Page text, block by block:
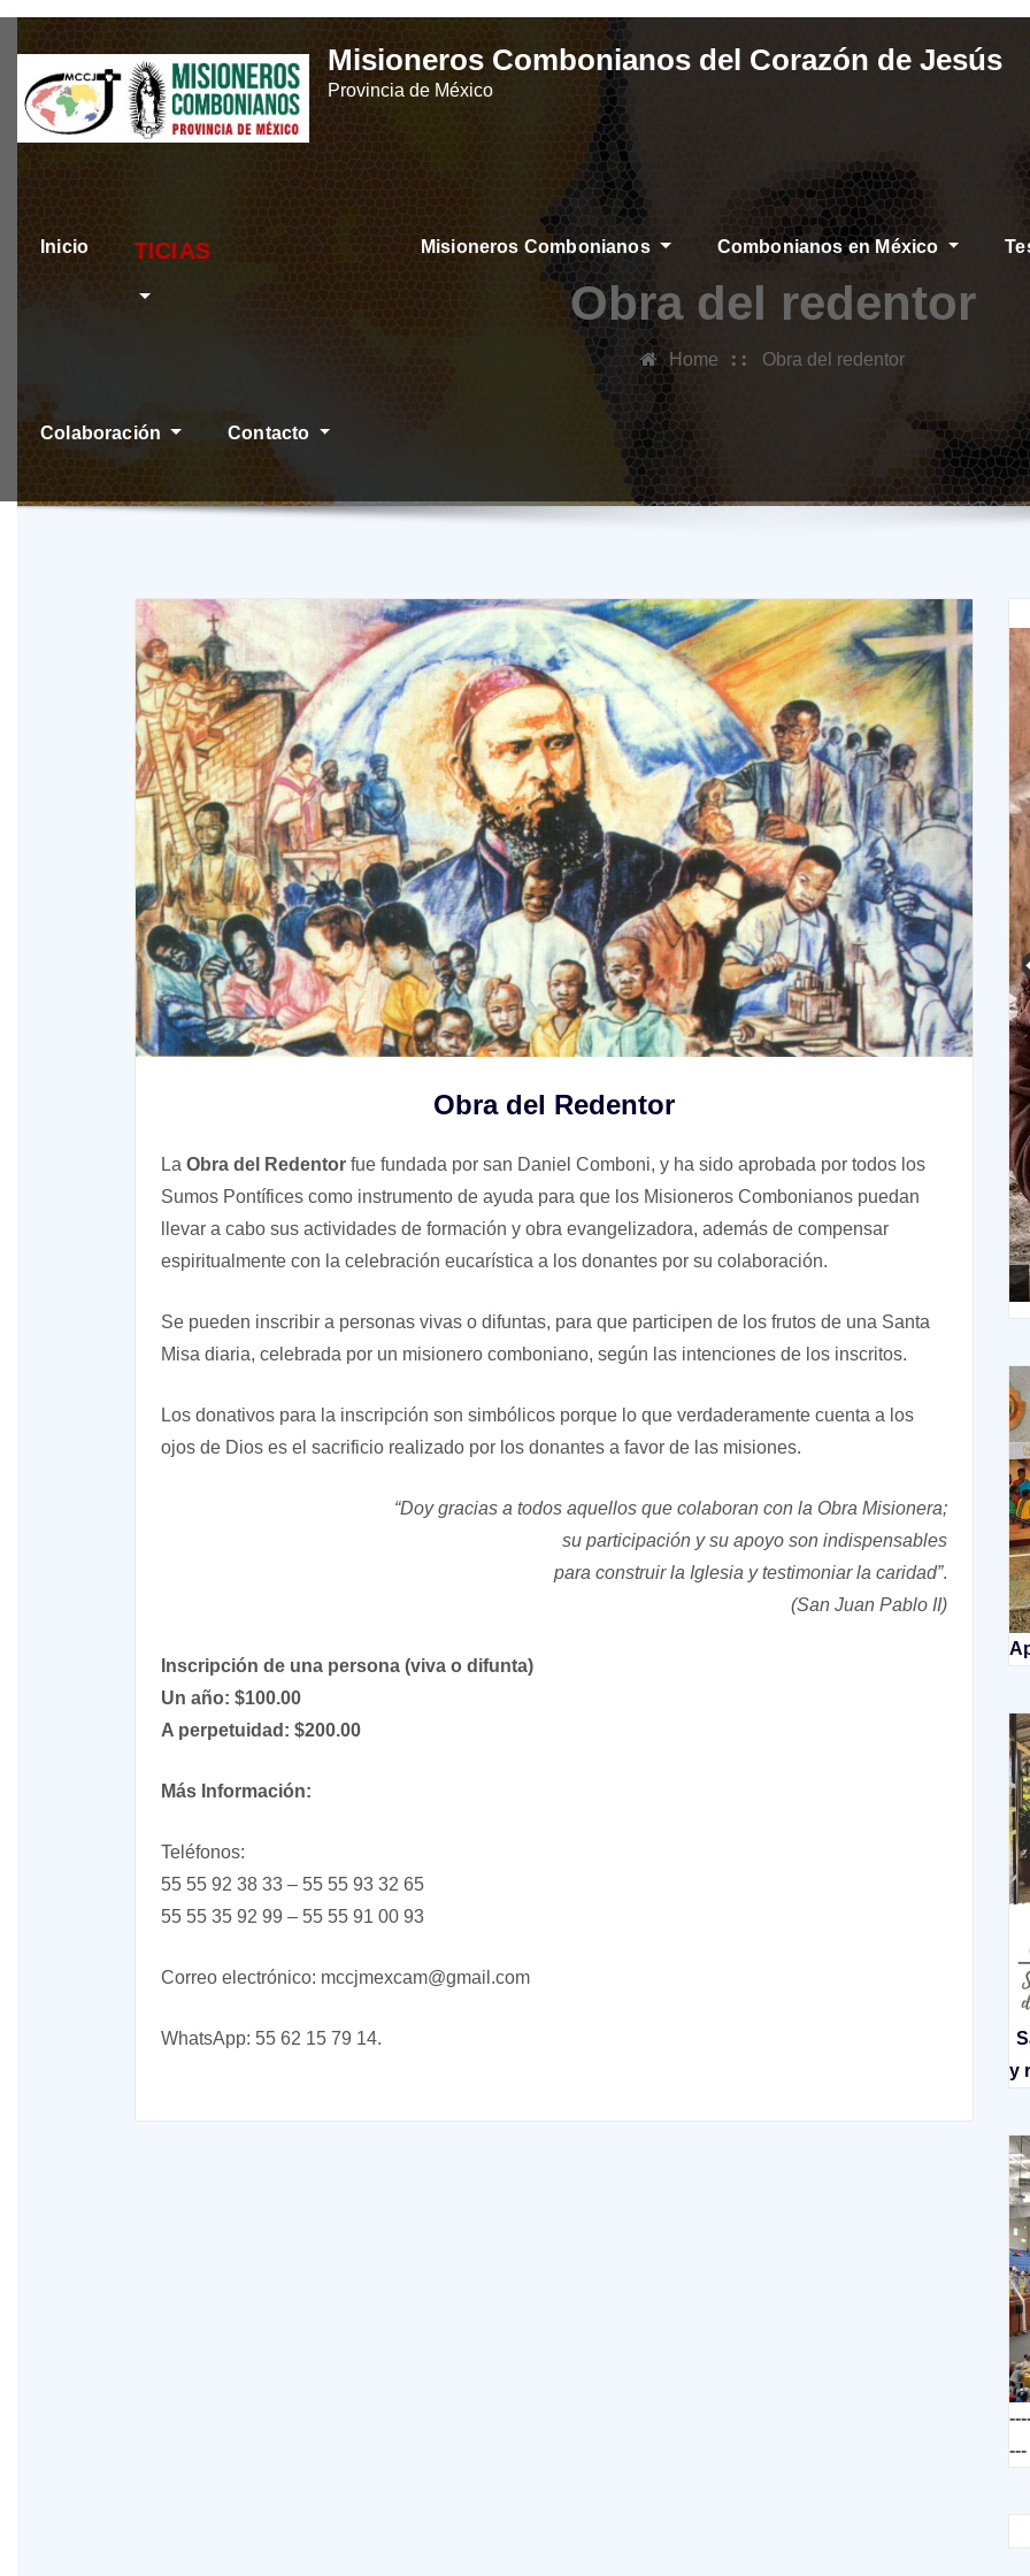
Skip
content
Misioneros Combonianos del Corazón de Jesús
Provincia de México
Inicio ÚLTIMAS NOTICIAS
Misioneros Combonianos Combonianos en México
Colaboración Contacto
Obra del redentor
Home Obra del redentor
Obra del Redentor
La Obra del Redentor fue fundada por san Daniel Comboni, y ha sido aprobada por todos los
Sumos Pontífices como instrumento de ayuda para que los Misioneros Combonianos puedan
llevar a cabo sus actividades de formación y obra evangelizadora, además de compensar
espiritualmente con la celebración eucarística a los donantes por su colaboración.
Se pueden inscribir a personas vivas o difuntas, para que participen de los frutos de una Santa
Misa diaria, celebrada por un misionero comboniano, según las intenciones de los inscritos.
Los donativos para la inscripción son simbólicos porque lo que verdaderamente cuenta a los
ojos de Dios es el sacrificio realizado por los donantes a favor de las misiones.
“Doy gracias a todos aquellos que colaboran con la Obra Misionera;
su participación y su apoyo son indispensables
para construir la Iglesia y testimoniar la caridad”.
(San Juan Pablo II)
Inscripción de una persona (viva o difunta)
Un año: $100.00
A perpetuidad: $200.00
Más Información:
Teléfonos:
55 55 92 38 33 – 55 55 93 32 65
55 55 35 92 99 – 55 55 91 00 93
Correo electrónico: mccjmexcam@gmail.com
WhatsApp: 55 62 15 79 14.
y
---